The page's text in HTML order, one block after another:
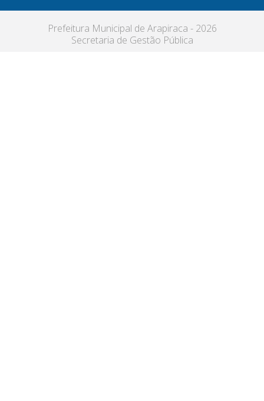
Prefeitura Municipal de Arapiraca - 2026
Secretaria de Gestão Pública